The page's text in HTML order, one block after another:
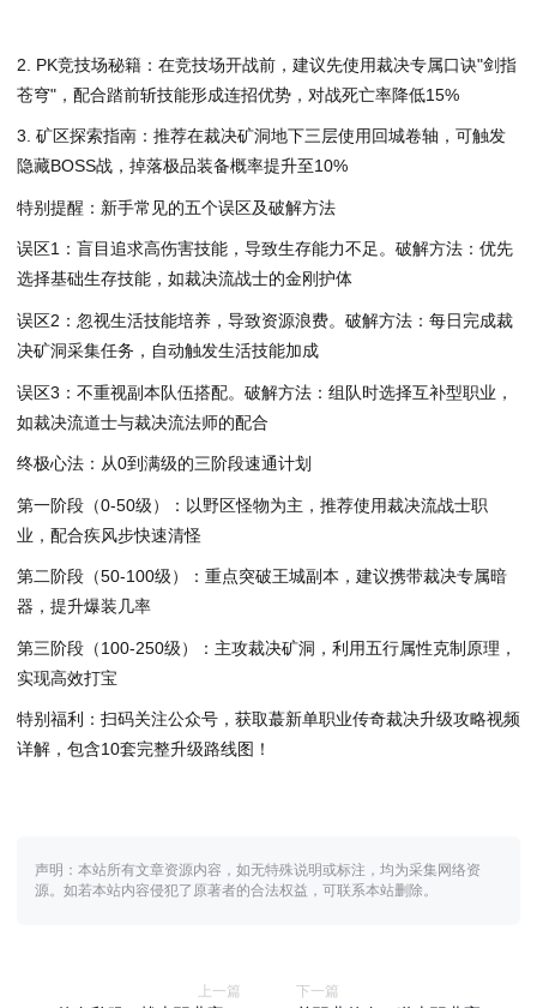
2. PK竞技场秘籍：在竞技场开战前，建议先使用裁决专属口诀"剑指
苍穹"，配合踏前斩技能形成连招优势，对战死亡率降低15%
3. 矿区探索指南：推荐在裁决矿洞地下三层使用回城卷轴，可触发
隐藏BOSS战，掉落极品装备概率提升至10%
特别提醒：新手常见的五个误区及破解方法
误区1：盲目追求高伤害技能，导致生存能力不足。破解方法：优先
选择基础生存技能，如裁决流战士的金刚护体
误区2：忽视生活技能培养，导致资源浪费。破解方法：每日完成裁
决矿洞采集任务，自动触发生活技能加成
误区3：不重视副本队伍搭配。破解方法：组队时选择互补型职业，
如裁决流道士与裁决流法师的配合
终极心法：从0到满级的三阶段速通计划
第一阶段（0-50级）：以野区怪物为主，推荐使用裁决流战士职
业，配合疾风步快速清怪
第二阶段（50-100级）：重点突破王城副本，建议携带裁决专属暗
器，提升爆装几率
第三阶段（100-250级）：主攻裁决矿洞，利用五行属性克制原理，
实现高效打宝
特别福利：扫码关注公众号，获取蕞新单职业传奇裁决升级攻略视频
详解，包含10套完整升级路线图！
声明：本站所有文章资源内容，如无特殊说明或标注，均为采集网络资
源。如若本站内容侵犯了原著者的合法权益，可联系本站删除。
上一篇 下一篇